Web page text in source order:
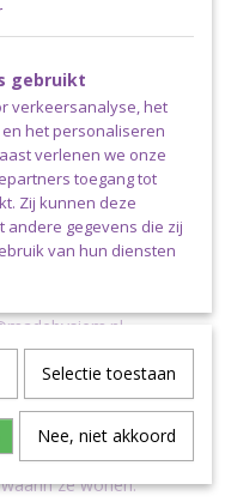
manier wordt
is verkrijgbaar in
weegt 50 gram en heeft
van 10, 25 en 50 gram;
in bollen van 100
als colour pack met
in alle 109 kleuren.
Catona op
met de dag, dus
via pakket post.
altijd te kiezen voor
ze wonen.
gebruikt
verkeersanalyse, het
het personaliseren
verlenen we onze
toegang tot
Zij kunnen deze
andere gegevens die zij
van hun diensten
Selectie toestaan
Nee, niet akkoord